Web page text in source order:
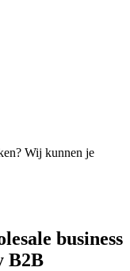
Wij kunnen je
business
B2B